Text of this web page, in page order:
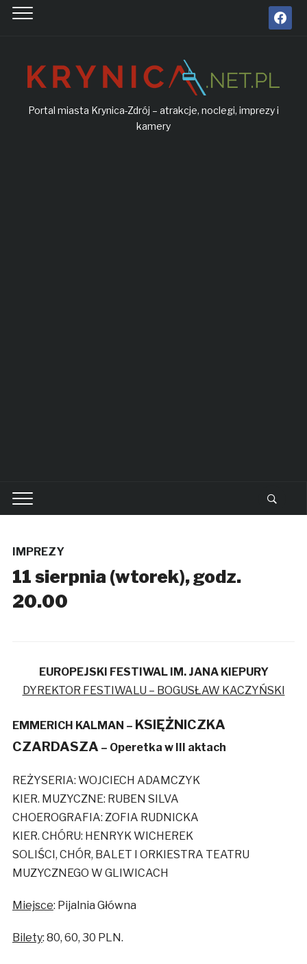
facebook
Portal miasta Krynica-Zdrój – atrakcje, noclegi, imprezy i
kamery
IMPREZY
11 sierpnia (wtorek), godz.
20.00
EUROPEJSKI FESTIWAL IM. JANA KIEPURY
DYREKTOR FESTIWALU – BOGUSŁAW KACZYŃSKI
EMMERICH KALMAN – KSIĘŻNICZKA
CZARDASZA – Operetka w III aktach
REŻYSERIA: WOJCIECH ADAMCZYK
KIER. MUZYCZNE: RUBEN SILVA
CHOEROGRAFIA: ZOFIA RUDNICKA
KIER. CHÓRU: HENRYK WICHEREK
SOLIŚCI, CHÓR, BALET I ORKIESTRA TEATRU
MUZYCZNEGO W GLIWICACH
Miejsce: Pijalnia Główna
Bilety: 80, 60, 30 PLN.